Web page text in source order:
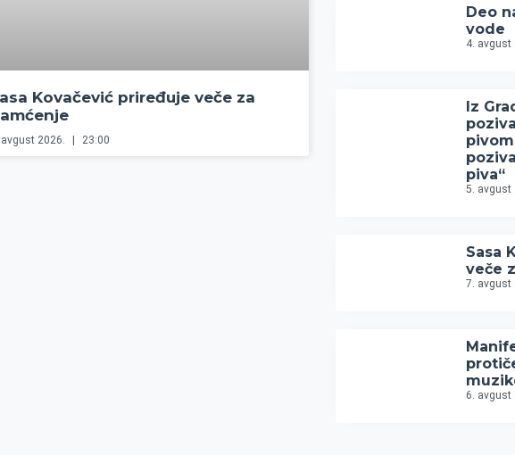
Kovačević priređuje veče za
2026. 23:00
Deo
vode
4. avgust
Iz
piva“
5. avgust
Sasa
veče
7. avgust
6. avgust